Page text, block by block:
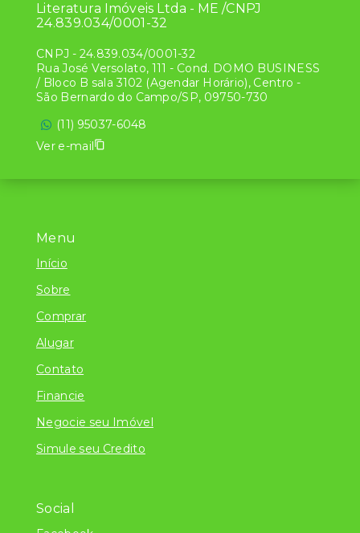
Menu
Início
Sobre
Comprar
Alugar
Contato
Financie
Negocie seu Imóvel
Simule seu Credito
Social
Literatura Imóveis Ltda - ME /CNPJ
24.839.034/0001-32
CNPJ - 24.839.034/0001-32
Rua José Versolato, 111 - Cond. DOMO BUSINESS
/ Bloco B sala 3102 (Agendar Horário), Centro -
São Bernardo do Campo/SP, 09750-730
(11) 95037-6048
Ver e-mail